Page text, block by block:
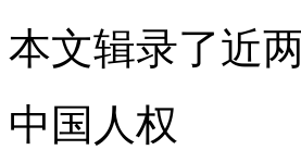
本文辑录了近
中国人权